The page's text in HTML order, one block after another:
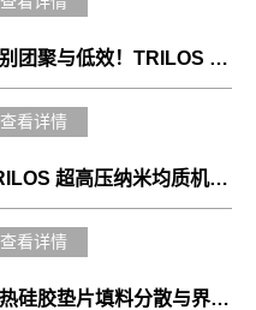
告别团聚与低效！TRILOS 超高压纳米均质机优化 Ni-YSZ 浆料性能
查看详情
TRILOS 超高压纳米均质机实现 MXene 浆料高效分散
查看详情
导热硅胶垫片填料分散与界面优化解决方案